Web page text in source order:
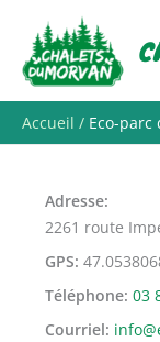
contenu
Accueil Eco-parc
Adresse
2261 route
GPS
Téléphone 03
Courriel